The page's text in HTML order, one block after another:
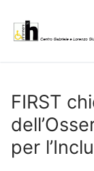
contenuto
FIRST
per